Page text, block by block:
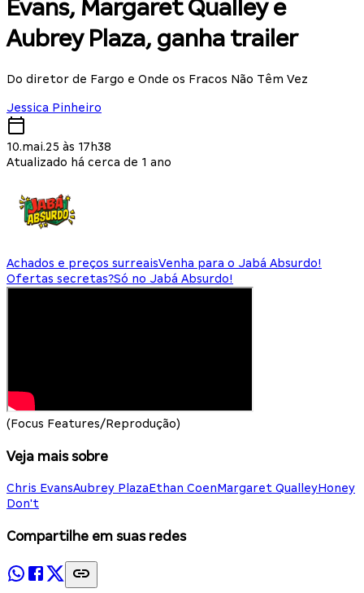
Evans, Margaret Qualley e
Aubrey Plaza, ganha trailer
Do diretor de Fargo e Onde os Fracos Não Têm Vez
Jessica Pinheiro
10.mai.25 às 17h38
Atualizado há cerca de 1 ano
Achados e preços surreaisVenha para o Jabá Absurdo!
Ofertas secretas?Só no Jabá Absurdo!
(Focus Features/Reprodução)
Veja mais sobre
Chris EvansAubrey PlazaEthan CoenMargaret QualleyHoney
Don't
Compartilhe em suas redes